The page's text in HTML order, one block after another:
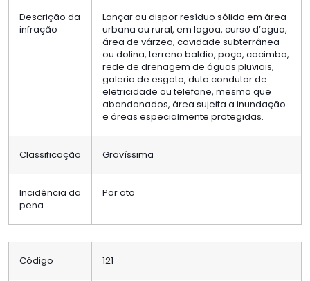
Descrição da
infração
Lançar ou dispor resíduo sólido em área
urbana ou rural, em lagoa, curso d’agua,
área de várzea, cavidade subterrânea
ou dolina, terreno baldio, poço, cacimba,
rede de drenagem de águas pluviais,
galeria de esgoto, duto condutor de
eletricidade ou telefone, mesmo que
abandonados, área sujeita a inundação
e áreas especialmente protegidas.
Classificação Gravíssima
Incidência da
pena
Por ato
Código 121